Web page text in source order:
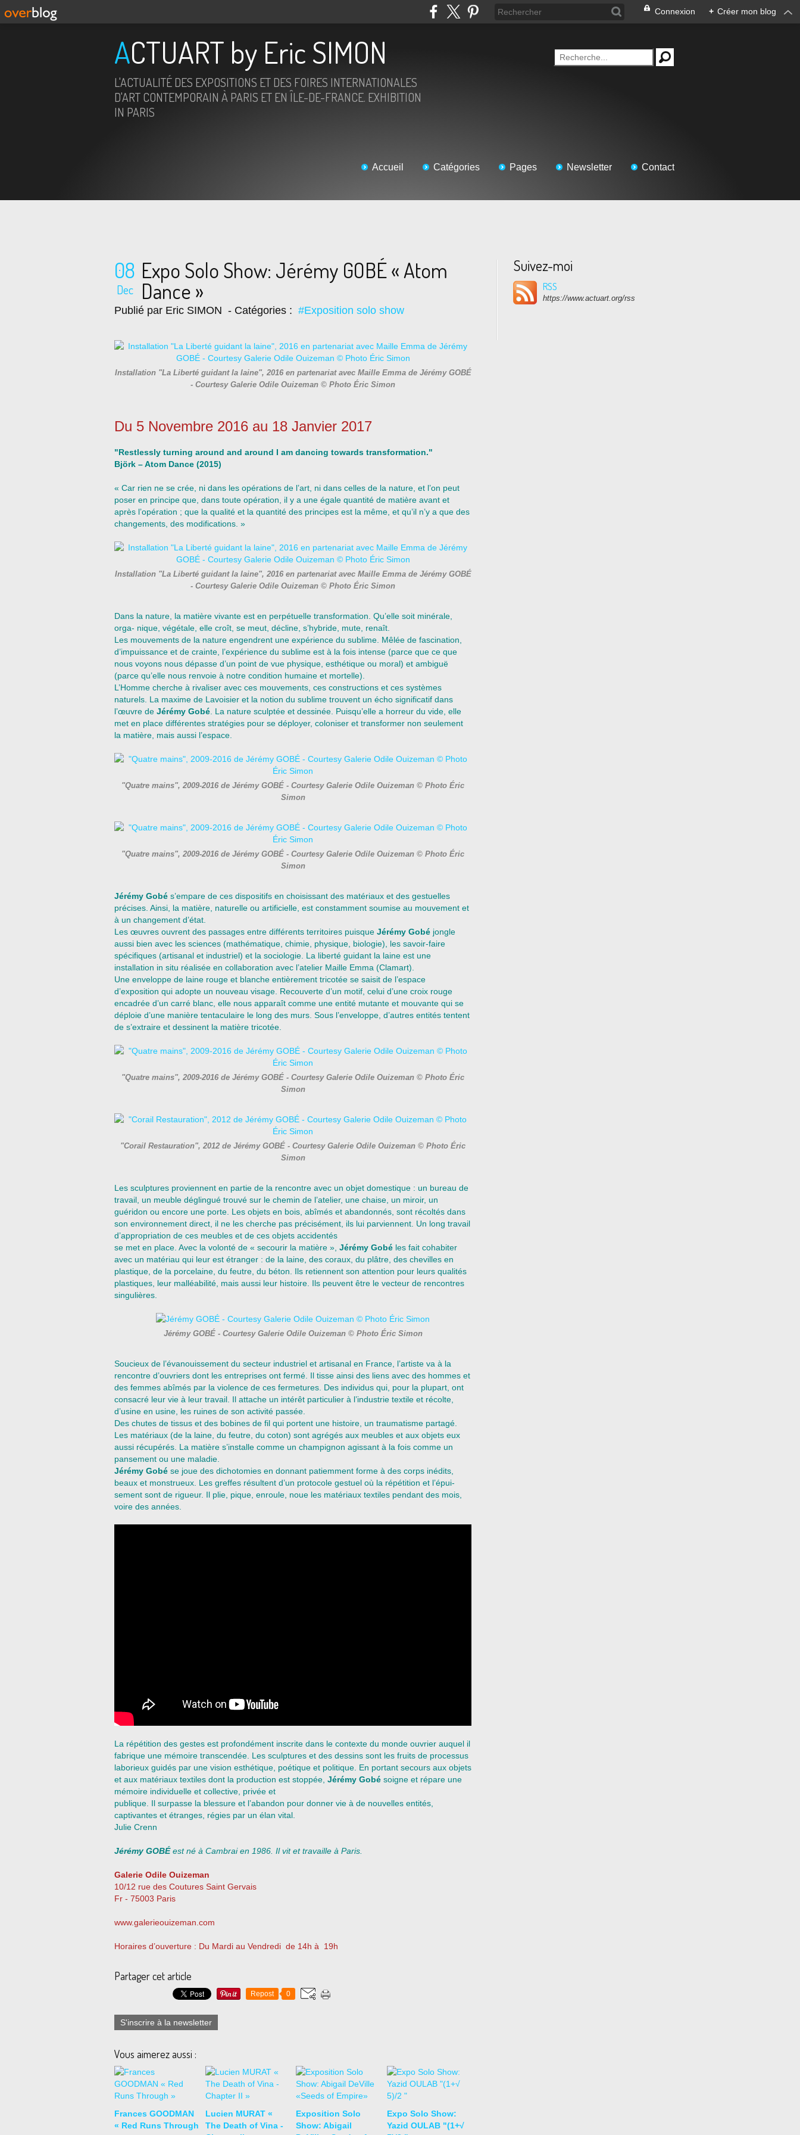
Connexion + Créer mon blog
ACTUART by Eric SIMON
L'ACTUALITÉ DES EXPOSITIONS ET DES FOIRES INTERNATIONALES
D'ART CONTEMPORAIN À PARIS ET EN ÎLE-DE-FRANCE. EXHIBITION
IN PARIS
Accueil Catégories Pages Newsletter Contact
08
Dec
Expo Solo Show: Jérémy GOBÉ « Atom
Dance »
Publié par Eric SIMON - Catégories : #Exposition solo show
Installation "La Liberté guidant la laine", 2016 en partenariat avec Maille Emma de Jérémy GOBÉ
- Courtesy Galerie Odile Ouizeman © Photo Éric Simon
Du 5 Novembre 2016 au 18 Janvier 2017
"Restlessly turning around and around I am dancing towards transformation."
Björk – Atom Dance (2015)
« Car rien ne se crée, ni dans les opérations de l’art, ni dans celles de la nature, et l’on peut
poser en principe que, dans toute opération, il y a une égale quantité de matière avant et
après l’opération ; que la qualité et la quantité des principes est la même, et qu’il n’y a que des
changements, des modifications. »
Installation "La Liberté guidant la laine", 2016 en partenariat avec Maille Emma de Jérémy GOBÉ
- Courtesy Galerie Odile Ouizeman © Photo Éric Simon
Dans la nature, la matière vivante est en perpétuelle transformation. Qu’elle soit minérale,
orga- nique, végétale, elle croît, se meut, décline, s’hybride, mute, renaît.
Les mouvements de la nature engendrent une expérience du sublime. Mêlée de fascination,
d’impuissance et de crainte, l’expérience du sublime est à la fois intense (parce que ce que
nous voyons nous dépasse d’un point de vue physique, esthétique ou moral) et ambiguë
(parce qu’elle nous renvoie à notre condition humaine et mortelle).
L’Homme cherche à rivaliser avec ces mouvements, ces constructions et ces systèmes
naturels. La maxime de Lavoisier et la notion du sublime trouvent un écho significatif dans
l’œuvre de Jérémy Gobé . La nature sculptée et dessinée. Puisqu’elle a horreur du vide, elle
met en place différentes stratégies pour se déployer, coloniser et transformer non seulement
la matière, mais aussi l’espace.
"Quatre mains", 2009-2016 de Jérémy GOBÉ - Courtesy Galerie Odile Ouizeman © Photo Éric
Simon
"Quatre mains", 2009-2016 de Jérémy GOBÉ - Courtesy Galerie Odile Ouizeman © Photo Éric
Simon
Jérémy Gobé s’empare de ces dispositifs en choisissant des matériaux et des gestuelles
précises. Ainsi, la matière, naturelle ou artificielle, est constamment soumise au mouvement et
à un changement d’état.
Les œuvres ouvrent des passages entre différents territoires puisque Jérémy Gobé jongle
aussi bien avec les sciences (mathématique, chimie, physique, biologie), les savoir-faire
spécifiques (artisanal et industriel) et la sociologie. La liberté guidant la laine est une
installation in situ réalisée en collaboration avec l’atelier Maille Emma (Clamart).
Une enveloppe de laine rouge et blanche entièrement tricotée se saisit de l’espace
d’exposition qui adopte un nouveau visage. Recouverte d’un motif, celui d’une croix rouge
encadrée d’un carré blanc, elle nous apparaît comme une entité mutante et mouvante qui se
déploie d’une manière tentaculaire le long des murs. Sous l’enveloppe, d’autres entités tentent
de s’extraire et dessinent la matière tricotée.
"Quatre mains", 2009-2016 de Jérémy GOBÉ - Courtesy Galerie Odile Ouizeman © Photo Éric
Simon
"Corail Restauration", 2012 de Jérémy GOBÉ - Courtesy Galerie Odile Ouizeman © Photo Éric
Simon
Les sculptures proviennent en partie de la rencontre avec un objet domestique : un bureau de
travail, un meuble déglingué trouvé sur le chemin de l’atelier, une chaise, un miroir, un
guéridon ou encore une porte. Les objets en bois, abîmés et abandonnés, sont récoltés dans
son environnement direct, il ne les cherche pas précisément, ils lui parviennent. Un long travail
d’appropriation de ces meubles et de ces objets accidentés
se met en place. Avec la volonté de « secourir la matière », Jérémy Gobé les fait cohabiter
avec un matériau qui leur est étranger : de la laine, des coraux, du plâtre, des chevilles en
plastique, de la porcelaine, du feutre, du béton. Ils retiennent son attention pour leurs qualités
plastiques, leur malléabilité, mais aussi leur histoire. Ils peuvent être le vecteur de rencontres
singulières.
Jérémy GOBÉ - Courtesy Galerie Odile Ouizeman © Photo Éric Simon
Soucieux de l’évanouissement du secteur industriel et artisanal en France, l’artiste va à la
rencontre d’ouvriers dont les entreprises ont fermé. Il tisse ainsi des liens avec des hommes et
des femmes abîmés par la violence de ces fermetures. Des individus qui, pour la plupart, ont
consacré leur vie à leur travail. Il attache un intérêt particulier à l’industrie textile et récolte,
d’usine en usine, les ruines de son activité passée.
Des chutes de tissus et des bobines de fil qui portent une histoire, un traumatisme partagé.
Les matériaux (de la laine, du feutre, du coton) sont agrégés aux meubles et aux objets eux
aussi récupérés. La matière s’installe comme un champignon agissant à la fois comme un
pansement ou une maladie.
Jérémy Gobé se joue des dichotomies en donnant patiemment forme à des corps inédits,
beaux et monstrueux. Les greffes résultent d’un protocole gestuel où la répétition et l’épui-
sement sont de rigueur. Il plie, pique, enroule, noue les matériaux textiles pendant des mois,
voire des années.
La répétition des gestes est profondément inscrite dans le contexte du monde ouvrier auquel il
fabrique une mémoire transcendée. Les sculptures et des dessins sont les fruits de processus
laborieux guidés par une vision esthétique, poétique et politique. En portant secours aux objets
et aux matériaux textiles dont la production est stoppée, Jérémy Gobé soigne et répare une
mémoire individuelle et collective, privée et
publique. Il surpasse la blessure et l’abandon pour donner vie à de nouvelles entités,
captivantes et étranges, régies par un élan vital.
Julie Crenn
Jérémy GOBÉest né à Cambrai en 1986. Il vit et travaille à Paris.
Galerie Odile Ouizeman
10/12 rue des Coutures Saint Gervais
Fr - 75003 Paris
www.galerieouizeman.com
Horaires d’ouverture : Du Mardi au Vendredi de 14h à 19h
Partager cet article
Repost 0
S'inscrire à la newsletter
Vous aimerez aussi :
Frances GOODMAN
« Red Runs Through
Lucien MURAT «
The Death of Vina -
Exposition Solo
Show: Abigail
Expo Solo Show:
Yazid OULAB "(1+√
Suivez-moi
RSS
https://www.actuart.org/rss